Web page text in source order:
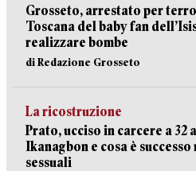
Grosseto, arrestato per
Toscana del baby fan
realizzare bombe
di Redazione Grosseto
La ricostruzione
Prato, ucciso in carcere a 32
Ikanagbon e cosa è
sessuali